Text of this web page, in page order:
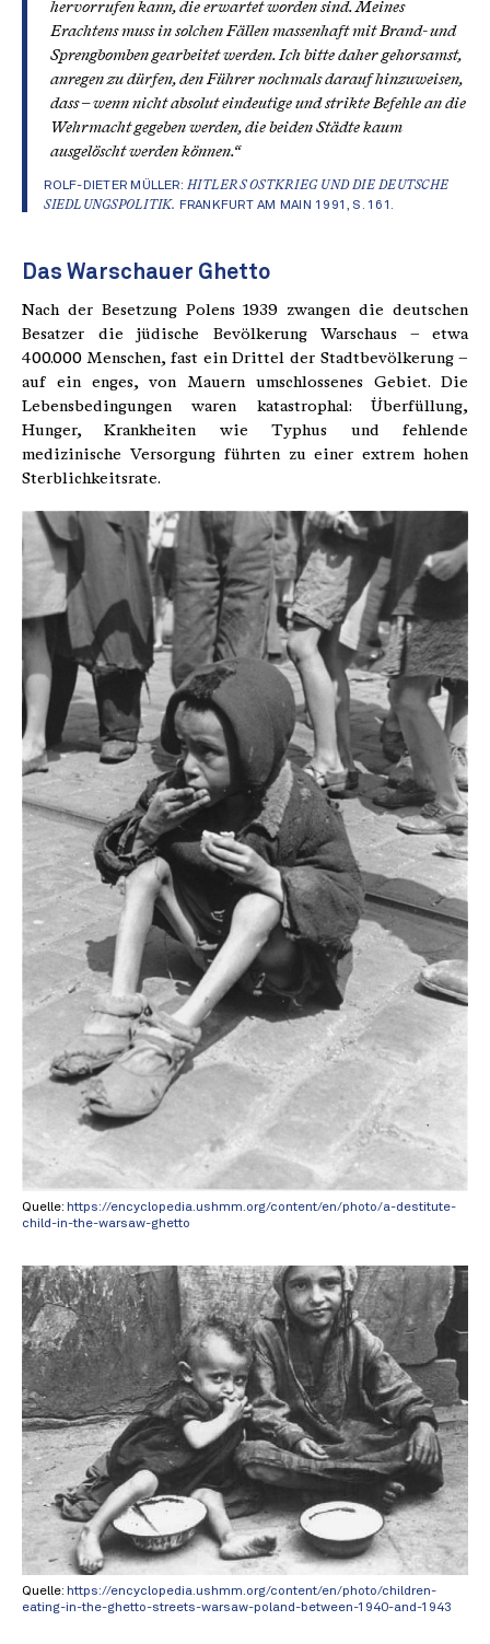
hervorrufen kann, die erwartet worden sind. Meines
Erachtens muss in solchen Fällen massenhaft mit Brand- und
Sprengbomben gearbeitet werden. Ich bitte daher gehorsamst,
anregen zu dürfen, den Führer nochmals darauf hinzuweisen,
dass – wenn nicht absolut eindeutige und strikte Befehle an die
Wehrmacht gegeben werden, die beiden Städte kaum
ausgelöscht werden können.“
ROLF-DIETER MÜLLER:HITLERS OSTKRIEG UND DIE DEUTSCHE
SIEDLUNGSPOLITIK. FRANKFURT AM MAIN 1991, S. 161.
Das Warschauer Ghetto
Nach der Besetzung Polens 1939 zwangen die deutschen
Besatzer die jüdische Bevölkerung Warschaus – etwa
400.000 Menschen, fast ein Drittel der Stadtbevölkerung –
auf ein enges, von Mauern umschlossenes Gebiet. Die
Lebensbedingungen waren katastrophal: Überfüllung,
Hunger, Krankheiten wie Typhus und fehlende
medizinische Versorgung führten zu einer extrem hohen
Sterblichkeitsrate.
Quelle: https://encyclopedia.ushmm.org/content/en/photo/a-destitute-
child-in-the-warsaw-ghetto
Quelle: https://encyclopedia.ushmm.org/content/en/photo/children-
eating-in-the-ghetto-streets-warsaw-poland-between-1940-and-1943